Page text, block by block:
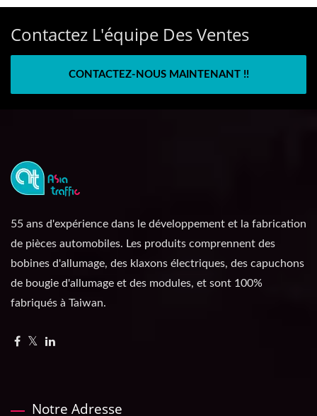
Contactez L'équipe Des Ventes
CONTACTEZ-NOUS MAINTENANT !!
55 ans d'expérience dans le développement et la fabrication
de pièces automobiles. Les produits comprennent des
bobines d'allumage, des klaxons électriques, des capuchons
de bougie d'allumage et des modules, et sont 100%
fabriqués à Taiwan.
Notre Adresse